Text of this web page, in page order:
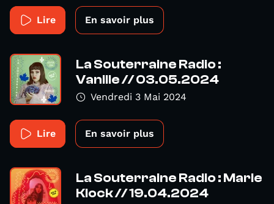
Lire En savoir plus
La Souterraine Radio :
Vanille // 03.05.2024
Vendredi 3 Mai 2024
Lire En savoir plus
La Souterraine Radio : Marie
Klock // 19.04.2024